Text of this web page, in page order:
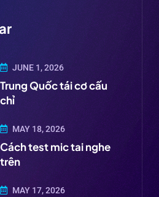
JUNE 1, 2026
Trung Quốc tái cơ cấu
chỉ
MAY 18, 2026
Cách test mic tai nghe
trên
MAY 17, 2026